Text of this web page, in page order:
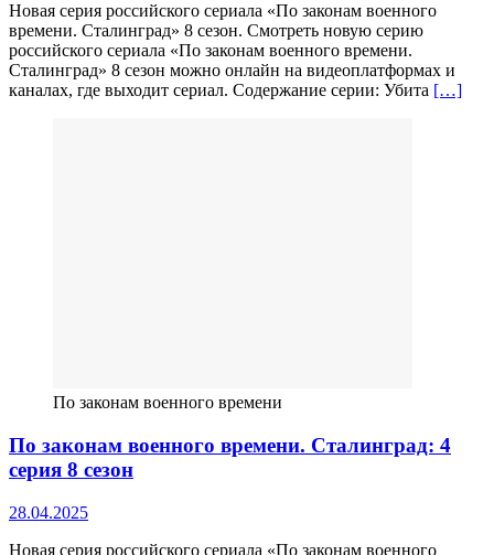
Новая серия российского сериала «По законам военного
времени. Сталинград» 8 сезон. Смотреть новую серию
российского сериала «По законам военного времени.
Сталинград» 8 сезон можно онлайн на видеоплатформах и
каналах, где выходит сериал. Содержание серии: Убита […]
По законам военного времени
По законам военного времени. Сталинград: 4
серия 8 сезон
28.04.2025
Новая серия российского сериала «По законам военного